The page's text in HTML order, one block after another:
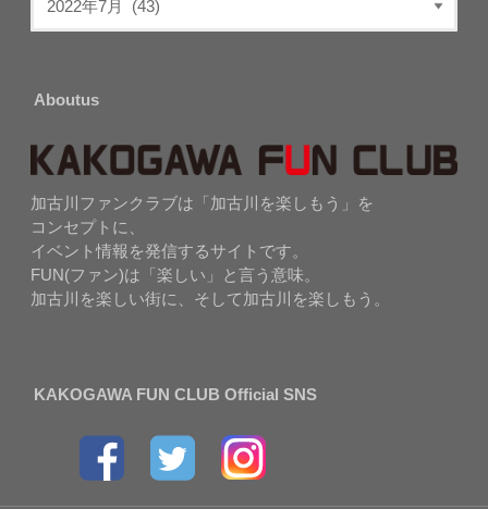
Aboutus
加古川ファンクラブは「加古川を楽しもう」を
コンセプトに、
イベント情報を発信するサイトです。
FUN(ファン)は「楽しい」と言う意味。
加古川を楽しい街に、そして加古川を楽しもう。
KAKOGAWA FUN CLUB Official SNS